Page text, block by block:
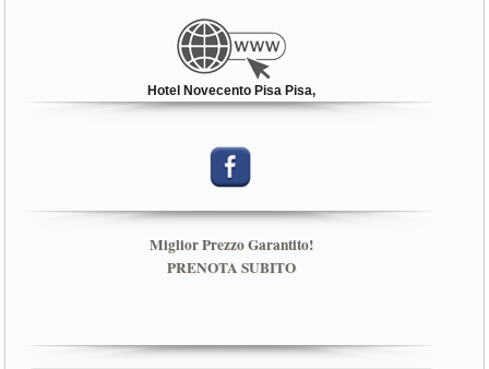
Hotel Novecento Pisa Pisa,
Miglior Prezzo Garantito!
PRENOTA SUBITO